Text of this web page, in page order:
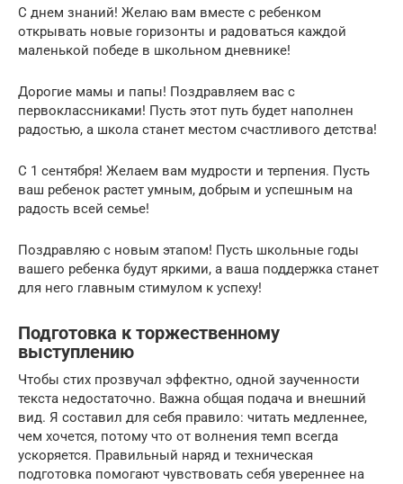
С днем знаний! Желаю вам вместе с ребенком
открывать новые горизонты и радоваться каждой
маленькой победе в школьном дневнике!
Дорогие мамы и папы! Поздравляем вас с
первоклассниками! Пусть этот путь будет наполнен
радостью, а школа станет местом счастливого детства!
С 1 сентября! Желаем вам мудрости и терпения. Пусть
ваш ребенок растет умным, добрым и успешным на
радость всей семье!
Поздравляю с новым этапом! Пусть школьные годы
вашего ребенка будут яркими, а ваша поддержка станет
для него главным стимулом к успеху!
Подготовка к торжественному
выступлению
Чтобы стих прозвучал эффектно, одной заученности
текста недостаточно. Важна общая подача и внешний
вид. Я составил для себя правило: читать медленнее,
чем хочется, потому что от волнения темп всегда
ускоряется. Правильный наряд и техническая
подготовка помогают чувствовать себя увереннее на